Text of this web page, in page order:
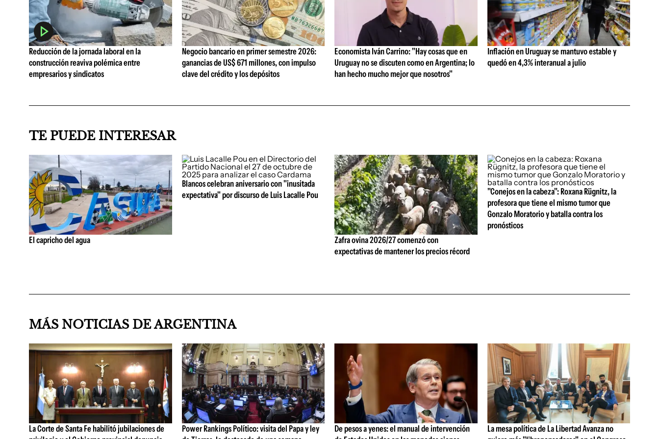
Reducción de la jornada laboral en la
construcción reaviva polémica entre
empresarios y sindicatos
Negocio bancario en primer semestre 2026:
ganancias de US$ 671 millones, con impulso
clave del crédito y los depósitos
Economista Iván Carrino: "Hay cosas que en
Uruguay no se discuten como en Argentina; lo
han hecho mucho mejor que nosotros"
Inflación en Uruguay se mantuvo estable y
quedó en 4,3% interanual a julio
TE PUEDE INTERESAR
El capricho del agua
Blancos celebran aniversario con "inusitada
expectativa" por discurso de Luis Lacalle Pou
Zafra ovina 2026/27 comenzó con
expectativas de mantener los precios récord
"Conejos en la cabeza": Roxana Rügnitz, la
profesora que tiene el mismo tumor que
Gonzalo Moratorio y batalla contra los
pronósticos
MÁS NOTICIAS DE ARGENTINA
La Corte de Santa Fe habilitó jubilaciones de
Power Rankings Político: visita del Papa y ley
De pesos a yenes: el manual de intervención
La mesa política de La Libertad Avanza no